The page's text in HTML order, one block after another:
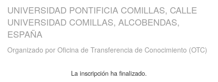
UNIVERSIDAD PONTIFICIA COMILLAS, CALLE
UNIVERSIDAD COMILLAS, ALCOBENDAS,
ESPAÑA
Organizado por Oficina de Transferencia de Conocimiento (OTC)
La inscripción ha finalizado.